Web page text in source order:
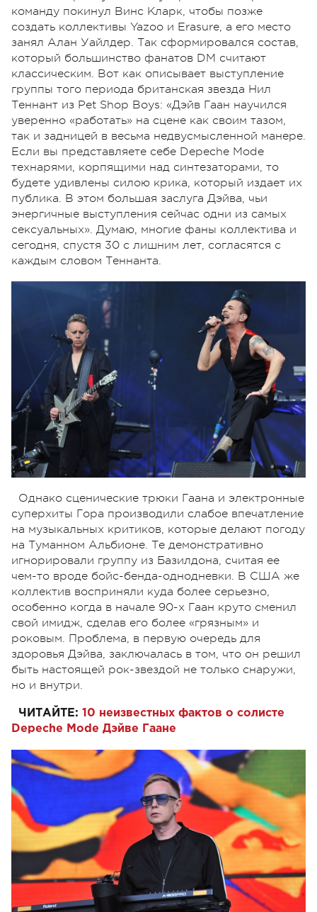
команду покинул Винс Кларк, чтобы позже
создать коллективы Yazoo и Erasure, а его место
занял Алан Уайлдер. Так сформировался состав,
который большинство фанатов DM считают
классическим. Вот как описывает выступление
группы того периода британская звезда Нил
Теннант из Pet Shop Boys: «Дэйв Гаан научился
уверенно «работать» на сцене как своим тазом,
так и задницей в весьма недвусмысленной манере.
Если вы представляете себе Depeche Mode
технарями, корпящими над синтезаторами, то
будете удивлены силою крика, который издает их
публика. В этом большая заслуга Дэйва, чьи
энергичные выступления сейчас одни из самых
сексуальных». Думаю, многие фаны коллектива и
сегодня, спустя 30 с лишним лет, согласятся с
каждым словом Теннанта.
Однако сценические трюки Гаана и электронные
суперхиты Гора производили слабое впечатление
на музыкальных критиков, которые делают погоду
на Туманном Альбионе. Те демонстративно
игнорировали группу из Базилдона, считая ее
чем-то вроде бойс-бенда-однодневки. В США же
коллектив восприняли куда более серьезно,
особенно когда в начале 90-х Гаан круто сменил
свой имидж, сделав его более «грязным» и
роковым. Проблема, в первую очередь для
здоровья Дэйва, заключалась в том, что он решил
быть настоящей рок-звездой не только снаружи,
но и внутри.
ЧИТАЙТЕ: 10 неизвестных фактов о солисте
Depeche Mode Дэйве Гаане